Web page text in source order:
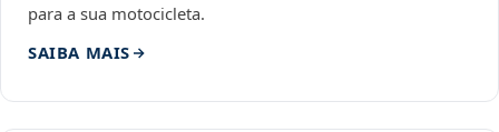
para a sua motocicleta.
SAIBA MAIS